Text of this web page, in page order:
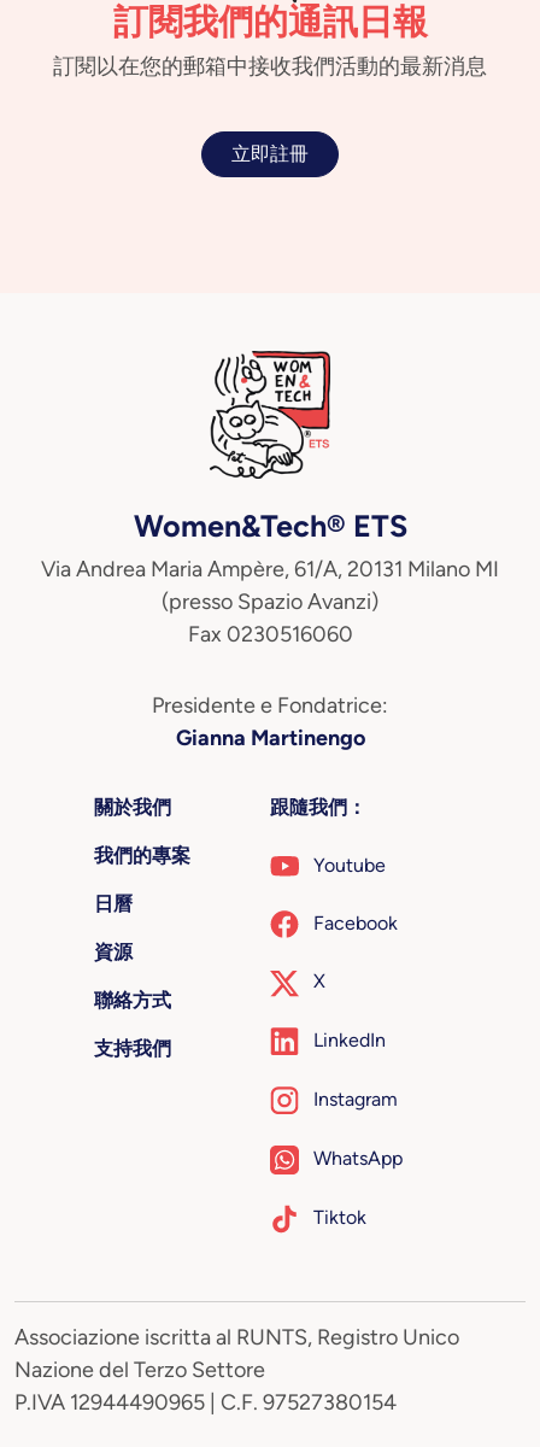
訂閱我們的通訊日報
訂閱以在您的郵箱中接收我們活動的最新消息
立即註冊
Women&Tech® ETS
Via Andrea Maria Ampère, 61/A, 20131 Milano MI
(presso Spazio Avanzi)
Fax 0230516060
Presidente e Fondatrice:
Gianna Martinengo
關於我們
我們的專案
日曆
資源
聯絡方式
支持我們
跟隨我們：
Youtube
Facebook
X
LinkedIn
Instagram
WhatsApp
Tiktok
Associazione iscritta al RUNTS, Registro Unico
Nazione del Terzo Settore
P.IVA 12944490965 | C.F. 97527380154